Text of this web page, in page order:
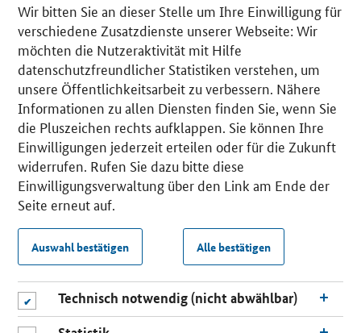
Wir bitten Sie an dieser Stelle um Ihre Einwilligung für
verschiedene Zusatzdienste unserer Webseite: Wir
möchten die Nutzeraktivität mit Hilfe
datenschutzfreundlicher Statistiken verstehen, um
unsere Öffentlichkeitsarbeit zu verbessern. Nähere
Informationen zu allen Diensten finden Sie, wenn Sie
die Pluszeichen rechts aufklappen. Sie können Ihre
Einwilligungen jederzeit erteilen oder für die Zukunft
widerrufen. Rufen Sie dazu bitte diese
Einwilligungsverwaltung über den Link am Ende der
Seite erneut auf.
Auswahl bestätigen Alle bestätigen
Technisch notwendig (nicht abwählbar)